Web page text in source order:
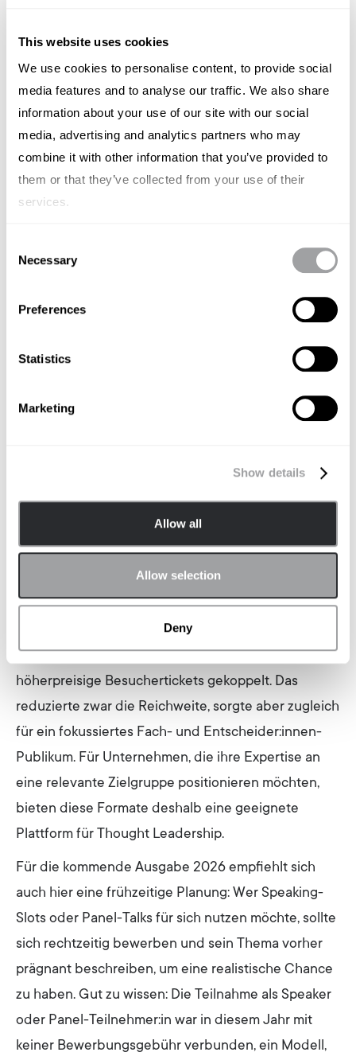
This website uses cookies
We use cookies to personalise content, to provide social
media features and to analyse our traffic. We also share
information about your use of our site with our social
media, advertising and analytics partners who may
combine it with other information that you’ve provided to
them or that they’ve collected from your use of their
services.
Selection
Necessary
Preferences
Statistics
Marketing
Show details
Allow all
Allow selection
Deny
erreichen. Wer frühzeitig mit der Vorbereitung
beginnt, hat gute Voraussetzungen, die eigene
Sichtbarkeit im Rahmen der nächsten Gitex Europe
entsprechend zu steigern.
2. Speaking Opportunities: Kompakte Tech-
Formate mit gezielter Wirkung
Ähnlich wie bei der Medienpräsenz punktete die
mit einem zielgerichteten Ansatz und weniger mit
Bühnenformate, die auf thematisch klar abgegrenzte
Das zeigte sich bereits bei den klassischen Keynotes
auf den Hauptbühnen, die etwa Themen wie KI,
GreenTech oder digitale Infrastruktur behandelten,
zur Zukunft von AI-Systemarchitekturen. Darüber
etwa moderierte Panels und branchenspezifische
Fachforen, beispielsweise zu den
Herausforderungen von Quantencomputing in
Europa oder der deutschen Data-Center-
Der Zugang zu vielen dieser Formaten war dabei an
höherpreisige Besuchertickets gekoppelt. Das
reduzierte zwar die Reichweite, sorgte aber zugleich
für ein fokussiertes Fach- und Entscheider:innen-
Publikum. Für Unternehmen, die ihre Expertise an
eine relevante Zielgruppe positionieren möchten,
bieten diese Formate deshalb eine geeignete
Plattform für Thought Leadership.
Für die kommende Ausgabe 2026 empfiehlt sich
auch hier eine frühzeitige Planung: Wer Speaking-
Slots oder Panel-Talks für sich nutzen möchte, sollte
sich rechtzeitig bewerben und sein Thema vorher
prägnant beschreiben, um eine realistische Chance
zu haben. Gut zu wissen: Die Teilnahme als Speaker
oder Panel-Teilnehmer:in war in diesem Jahr mit
keiner Bewerbungsgebühr verbunden, ein Modell,